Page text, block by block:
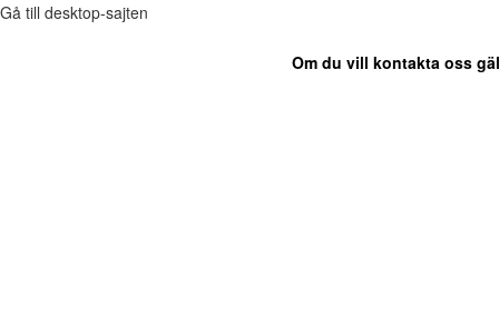
Gå till desktop-sajten
Om du vill kontakta oss